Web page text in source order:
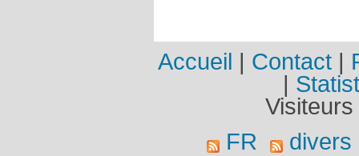
Accueil | Contact |
|
FR
divers